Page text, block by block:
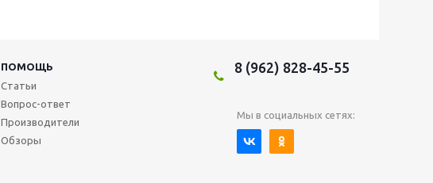
ПОМОЩЬ
Статьи
Вопрос-ответ
Производители
Обзоры
8 (962) 828-45-55
Мы в социальных сетях: